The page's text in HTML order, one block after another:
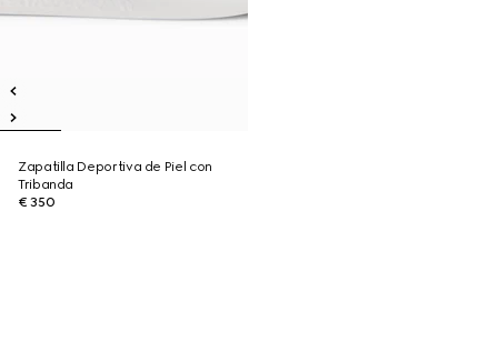
Zapatilla Deportiva de Piel con
Tribanda
€ 350